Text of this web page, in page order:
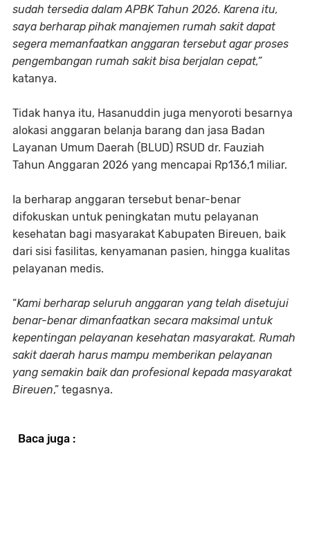
sudah tersedia dalam APBK Tahun 2026. Karena itu,
saya berharap pihak manajemen rumah sakit dapat
segera memanfaatkan anggaran tersebut agar proses
pengembangan rumah sakit bisa berjalan cepat,”
katanya.
Tidak hanya itu, Hasanuddin juga menyoroti besarnya
alokasi anggaran belanja barang dan jasa Badan
Layanan Umum Daerah (BLUD) RSUD dr. Fauziah
Tahun Anggaran 2026 yang mencapai Rp136,1 miliar.
Ia berharap anggaran tersebut benar-benar
difokuskan untuk peningkatan mutu pelayanan
kesehatan bagi masyarakat Kabupaten Bireuen, baik
dari sisi fasilitas, kenyamanan pasien, hingga kualitas
pelayanan medis.
“Kami berharap seluruh anggaran yang telah disetujui
benar-benar dimanfaatkan secara maksimal untuk
kepentingan pelayanan kesehatan masyarakat. Rumah
sakit daerah harus mampu memberikan pelayanan
yang semakin baik dan profesional kepada masyarakat
Bireuen,” tegasnya.
Baca juga :